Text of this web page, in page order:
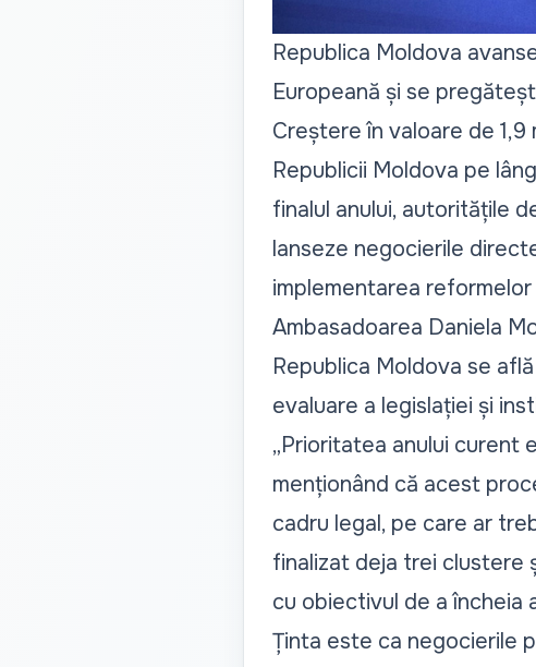
Republica Moldova
Europeană și se
Creștere în valoare de
Republicii Moldova pe
finalul anului, autoritățile
lanseze negocierile
implementarea
Ambasadoarea Daniela
Republica Moldova se
evaluare a legislației și
„Prioritatea anului curent
menționând că acest
cadru legal, pe care ar
finalizat deja trei clustere
cu obiectivul de a încheia
Ținta este ca negocierile